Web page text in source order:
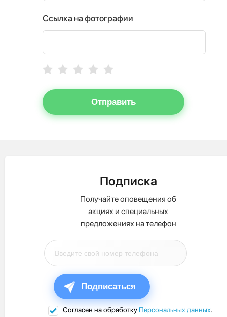
Ссылка на фотографии
Отправить
Подписка
Получайте оповещения об
акциях и специальных
предложениях на телефон
Подписаться
Согласен на обработку Персональных данных.